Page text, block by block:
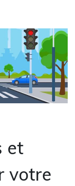
et
votre